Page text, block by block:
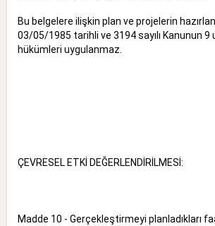
Bu belgelere ilişkin plan ve projelerin
03/05/1985 tarihli ve 3194 sayılı Kanunun 9
hükümleri uygulanmaz.
ÇEVRESEL ETKİ DEĞERLENDİRİLMESİ:
Madde 10 - Gerçekleştirmeyi planladıkları